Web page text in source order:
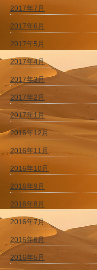
2017年7月
2017年6月
2017年5月
2017年4月
2017年3月
2017年2月
2017年1月
2016年12月
2016年11月
2016年10月
2016年9月
2016年8月
2016年7月
2016年6月
2016年5月